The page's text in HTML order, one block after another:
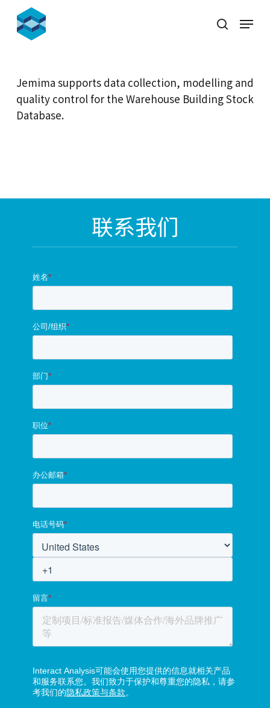
main
search
Menu
Jemima supports data collection, modelling and
quality control for the Warehouse Building Stock
Database.
联系我们